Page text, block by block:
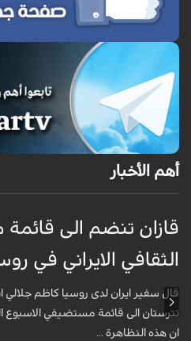
أهم الأخبار
قازان تنضم الى
الثقافي الايراني في
قال سفير ايران لدى روسيا كاظم جلالي
تترستان الى قائمة مستضيفي الاسبوع
ان هذه التظاهرة ...